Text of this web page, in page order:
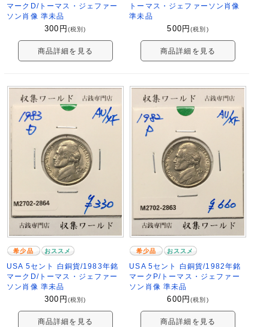
マークD/トーマス・ジェファー
ソン肖像 準未品
300 円 (税別)
商品詳細を見る
トーマス・ジェファーソン肖像
準未品
500 円(税別)
商品詳細を見る
希少品 おススメ
USA 5セント 白銅貨/1983年銘
マークD/トーマス・ジェファー
ソン肖像 準未品
300 円 (税別)
商品詳細を見る
希少品 おススメ
USA 5セント 白銅貨/1982年銘
マークP/トーマス・ジェファー
ソン肖像 準未品
600 円(税別)
商品詳細を見る